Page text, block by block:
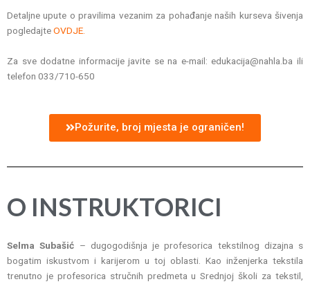
Detaljne upute o pravilima vezanim za pohađanje naših kurseva šivenja
pogledajteOVDJE.
Za sve dodatne informacije javite se na e-mail: edukacija@nahla.ba ili
telefon 033/710-650
Požurite, broj mjesta je ograničen!
O INSTRUKTORICI
Selma Subašić – dugogodišnja je profesorica tekstilnog dizajna s
bogatim iskustvom i karijerom u toj oblasti. Kao inženjerka tekstila
trenutno je profesorica stručnih predmeta u Srednjoj školi za tekstil,